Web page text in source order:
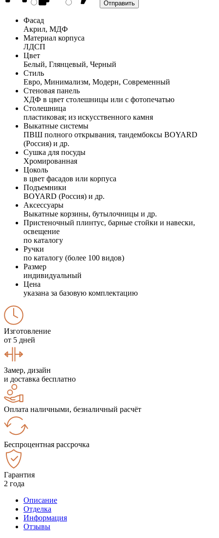
Фасад
Акрил, МДФ
Материал корпуса
ЛДСП
Цвет
Белый, Глянцевый, Черный
Стиль
Евро, Минимализм, Модерн, Современный
Стеновая панель
ХДФ в цвет столешницы или с фотопечатью
Столешница
пластиковая; из искусственного камня
Выкатные системы
ПВШ полного открывания, тандембоксы BOYARD
(Россия) и др.
Сушка для посуды
Хромированная
Цоколь
в цвет фасадов или корпуса
Подъемники
BOYARD (Россия) и др.
Аксессуары
Выкатные корзины, бутылочницы и др.
Пристеночный плинтус, барные стойки и навески,
освещение
по каталогу
Ручки
по каталогу (более 100 видов)
Размер
индивидуальный
Цена
указана за базовую комплектацию
Изготовление
от 5 дней
Замер, дизайн
и доставка бесплатно
Оплата наличными, безналичный расчёт
Беспроцентная рассрочка
Гарантия
2 года
Описание
Отделка
Информация
Отзывы